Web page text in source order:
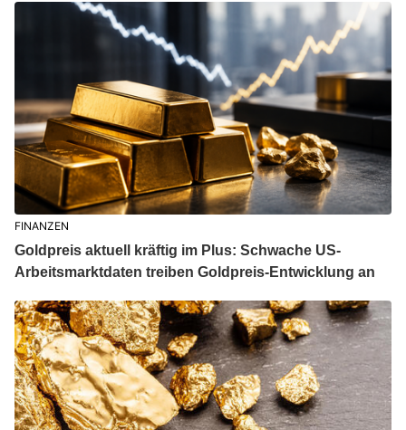
FINANZEN
Goldpreis aktuell kräftig im Plus: Schwache US-
Arbeitsmarktdaten treiben Goldpreis-Entwicklung an